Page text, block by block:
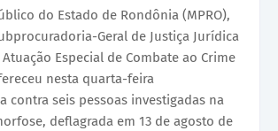
do Estado de Rondônia (MPRO),
Geral de Justiça Jurídica
Especial de Combate ao Crime
nesta quarta-feira
contra seis pessoas investigadas na
deflagrada em 13 de agosto de